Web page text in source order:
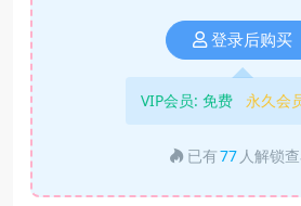
登录后购买
VIP会员: 免费 永久会
已有77 人解锁